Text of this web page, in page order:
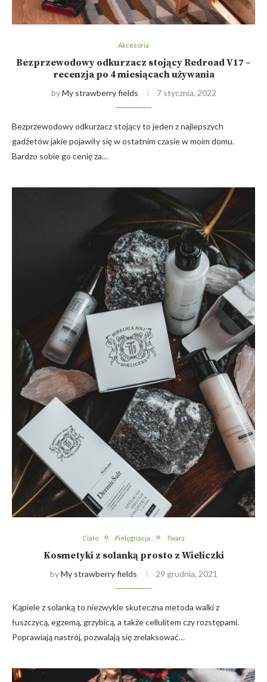
Akcesoria
Bezprzewodowy odkurzacz stojący Redroad V17 –
recenzja po 4 miesiącach używania
byMy strawberry fields 7 stycznia, 2022
Bezprzewodowy odkurzacz stojący to jeden z najlepszych
gadżetów jakie pojawiły się w ostatnim czasie w moim domu.
Bardzo sobie go cenię za…
Ciało Pielęgnacja Twarz
Kosmetyki z solanką prosto z Wieliczki
byMy strawberry fields 29 grudnia, 2021
Kąpiele z solanką to niezwykle skuteczna metoda walki z
łuszczycą, egzemą, grzybicą, a także cellulitem czy rozstępami.
Poprawiają nastrój, pozwalają się zrelaksować…